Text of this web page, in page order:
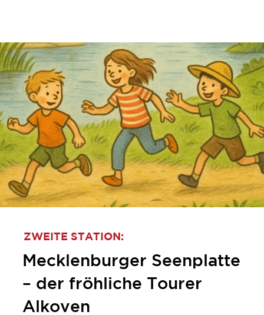
ZWEITE STATION:
Mecklenburger Seenplatte
– der fröhliche Tourer
Alkoven